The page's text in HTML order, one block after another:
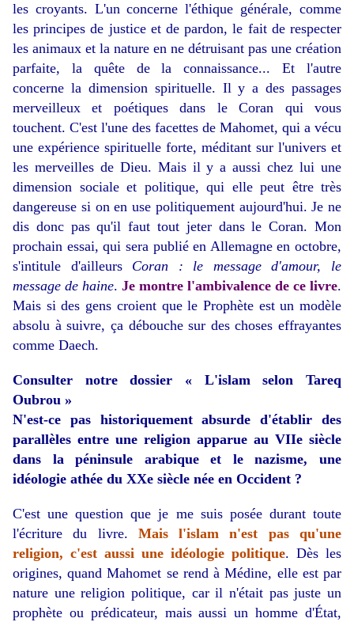
les croyants. L'un concerne l'éthique générale, comme
les principes de justice et de pardon, le fait de respecter
les animaux et la nature en ne détruisant pas une création
parfaite, la quête de la connaissance... Et l'autre
concerne la dimension spirituelle. Il y a des passages
merveilleux et poétiques dans le Coran qui vous
touchent. C'est l'une des facettes de Mahomet, qui a vécu
une expérience spirituelle forte, méditant sur l'univers et
les merveilles de Dieu. Mais il y a aussi chez lui une
dimension sociale et politique, qui elle peut être très
dangereuse si on en use politiquement aujourd'hui. Je ne
dis donc pas qu'il faut tout jeter dans le Coran. Mon
prochain essai, qui sera publié en Allemagne en octobre,
s'intitule d'ailleurs Coran : le message d'amour, le
message de haine. Je montre l'ambivalence de ce livre.
Mais si des gens croient que le Prophète est un modèle
absolu à suivre, ça débouche sur des choses effrayantes
comme Daech.
Consulter notre dossier « L'islam selon Tareq
Oubrou »
N'est-ce pas historiquement absurde d'établir des
parallèles entre une religion apparue au VIIe siècle
dans la péninsule arabique et le nazisme, une
idéologie athée du XXe siècle née en Occident ?
C'est une question que je me suis posée durant toute
l'écriture du livre. Mais l'islam n'est pas qu'une
religion, c'est aussi une idéologie politique. Dès les
origines, quand Mahomet se rend à Médine, elle est par
nature une religion politique, car il n'était pas juste un
prophète ou prédicateur, mais aussi un homme d'État,